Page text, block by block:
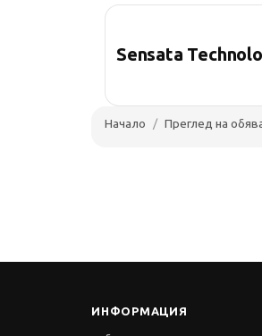
Sensata
Начало Преглед на
ИНФОРМАЦИЯ